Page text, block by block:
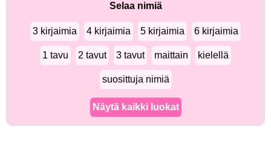
Selaa nimiä
3 kirjaimia 4 kirjaimia 5 kirjaimia 6 kirjaimia
1 tavu 2 tavut 3 tavut maittain kielellä
suosittuja nimiä
Näytä kaikki luokat